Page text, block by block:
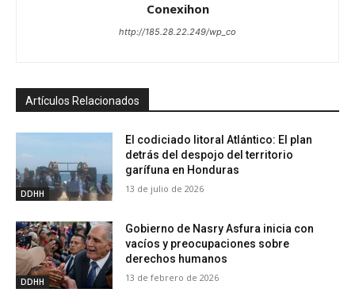
Conexihon
http://185.28.22.249/wp_co
Artículos Relacionados
DDHH
El codiciado litoral Atlántico: El plan
detrás del despojo del territorio
garífuna en Honduras
13 de julio de 2026
DDHH
Gobierno de Nasry Asfura inicia con
vacíos y preocupaciones sobre
derechos humanos
13 de febrero de 2026